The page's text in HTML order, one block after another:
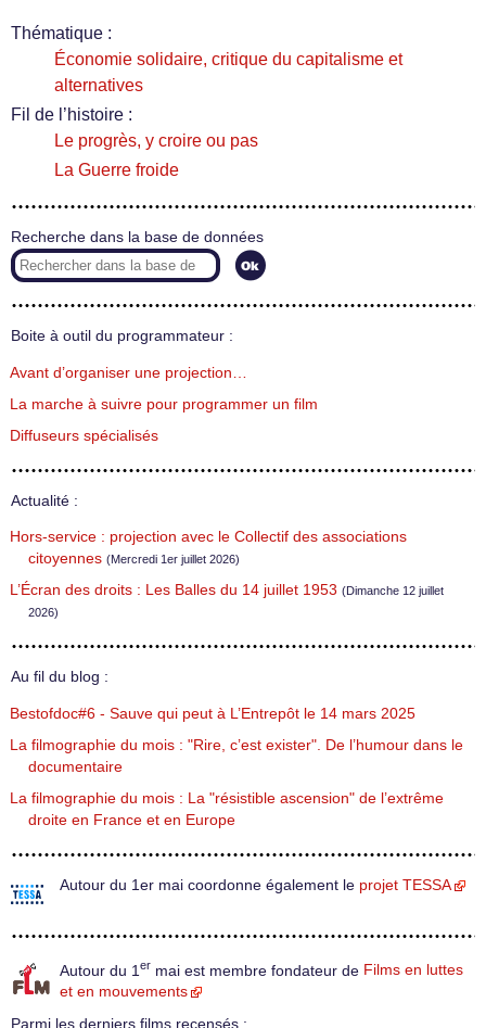
Thématique :
Économie solidaire, critique du capitalisme et
alternatives
Fil de l’histoire :
Le progrès, y croire ou pas
La Guerre froide
Recherche dans la base de données
Boite à outil du programmateur :
Avant d’organiser une projection…
La marche à suivre pour programmer un film
Diffuseurs spécialisés
Actualité :
Hors-service : projection avec le Collectif des associations
citoyennes (Mercredi 1er juillet 2026)
L’Écran des droits : Les Balles du 14 juillet 1953 (Dimanche 12 juillet
2026)
Au fil du blog :
Bestofdoc#6 - Sauve qui peut à L’Entrepôt le 14 mars 2025
La filmographie du mois : "Rire, c’est exister". De l’humour dans le
documentaire
La filmographie du mois : La "résistible ascension" de l’extrême
droite en France et en Europe
Autour du 1er mai coordonne également le projet TESSA
Autour du 1 er mai est membre fondateur de Films en luttes
et en mouvements
Parmi les derniers films recensés :